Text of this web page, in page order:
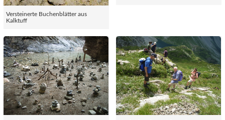
Versteinerte Buchenblätter aus
Kalktuff